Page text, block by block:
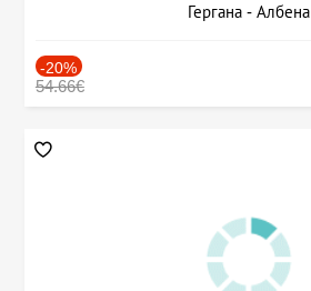
Гергана - Албена
-20%
54.66€